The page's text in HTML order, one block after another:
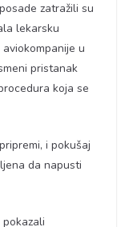
zatražili su
lekarsku
u
pristanak
koja se
i pokušaj
da napusti